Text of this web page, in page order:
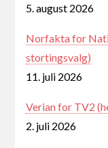
5. august 2026
Norfakta for
stortingsvalg)
11. juli 2026
Verian for TV2
2. juli 2026